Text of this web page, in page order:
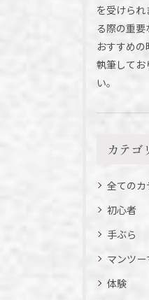
を受けられ
る際の重要
おすすめ
執筆してお
い。
カテゴ
全てのカ
初心者
手ぶら
マンツー
体験